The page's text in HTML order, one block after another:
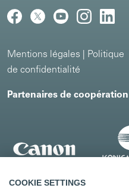
Mentions légales
Politique
de confidentialité
Partenaires de
COOKIE SETTINGS